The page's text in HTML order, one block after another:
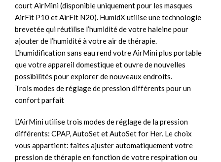
court AirMini (disponible uniquement pour les masques
AirFit P10 et AirFit N20). HumidX utilise une technologie
brevetée qui réutilise l’humidité de votre haleine pour
ajouter de l’humidité à votre air de thérapie.
L’humidification sans eau rend votre AirMini plus portable
que votre appareil domestique et ouvre de nouvelles
possibilités pour explorer de nouveaux endroits.
Trois modes de réglage de pression différents pour un
confort parfait
L’AirMini utilise trois modes de réglage de la pression
différents: CPAP, AutoSet et AutoSet for Her. Le choix
vous appartient: faites ajuster automatiquement votre
pression de thérapie en fonction de votre respiration ou